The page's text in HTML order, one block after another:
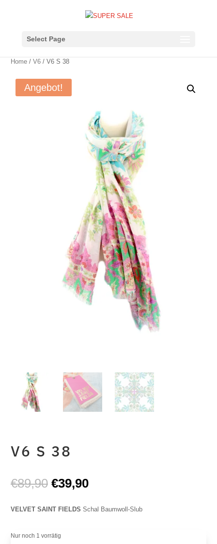
Select Page
Home / V6 / V6 S 38
Angebot!
V6 S 38
€89,90 Ursprünglicher
Preis
war:
€39,90Aktueller
ist:
VELVET SAINT FIELDS Schal Baumwoll-Slub
Nur noch 1 vorrätig